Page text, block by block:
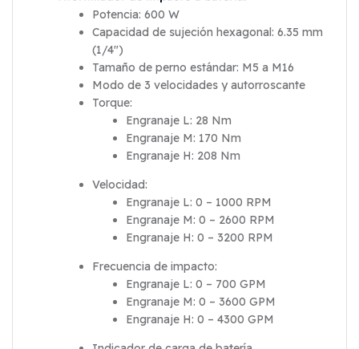
Potencia: 600 W
Capacidad de sujeción hexagonal: 6.35 mm
(1/4″)
Tamaño de perno estándar: M5 a M16
Modo de 3 velocidades y autorroscante
Torque:
Engranaje L: 28 Nm
Engranaje M: 170 Nm
Engranaje H: 208 Nm
Velocidad:
Engranaje L: 0 – 1000 RPM
Engranaje M: 0 – 2600 RPM
Engranaje H: 0 – 3200 RPM
Frecuencia de impacto:
Engranaje L: 0 – 700 GPM
Engranaje M: 0 – 3600 GPM
Engranaje H: 0 – 4300 GPM